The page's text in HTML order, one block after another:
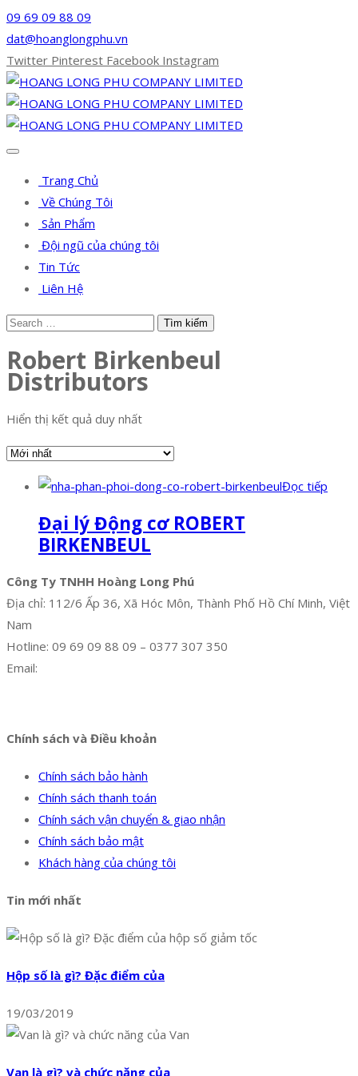
09 69 09 88 09
dat@hoanglongphu.vn
Twitter Pinterest Facebook Instagram
Trang Chủ
Về Chúng Tôi
Sản Phẩm
Đội ngũ của chúng tôi
Tin Tức
Liên Hệ
Robert Birkenbeul
Distributors
Hiển thị kết quả duy nhất
Đọc tiếp
Đại lý Động cơ ROBERT
BIRKENBEUL
Công Ty TNHH Hoàng Long Phú
Địa chỉ: 112/6 Ấp 36, Xã Hóc Môn, Thành Phố Hồ Chí Minh, Việt
Nam
Hotline: 09 69 09 88 09 – 0377 307 350
Email:
Chính sách và Điều khoản
Chính sách bảo hành
Chính sách thanh toán
Chính sách vận chuyển & giao nhận
Chính sách bảo mật
Khách hàng của chúng tôi
Tin mới nhất
Hộp số là gì? Đặc điểm của
19/03/2019
Van là gì? và chức năng của